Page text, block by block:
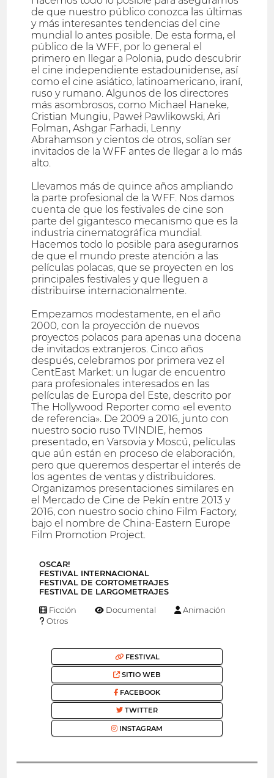
de que nuestro público conozca las últimas
y más interesantes tendencias del cine
mundial lo antes posible. De esta forma, el
público de la WFF, por lo general el
primero en llegar a Polonia, pudo descubrir
el cine independiente estadounidense, así
como el cine asiático, latinoamericano, iraní,
ruso y rumano. Algunos de los directores
más asombrosos, como Michael Haneke,
Cristian Mungiu, Paweł Pawlikowski, Ari
Folman, Ashgar Farhadi, Lenny
Abrahamson y cientos de otros, solían ser
invitados de la WFF antes de llegar a lo más
alto.
Llevamos más de quince años ampliando
la parte profesional de la WFF. Nos damos
cuenta de que los festivales de cine son
parte del gigantesco mecanismo que es la
industria cinematográfica mundial.
Hacemos todo lo posible para asegurarnos
de que el mundo preste atención a las
películas polacas, que se proyecten en los
principales festivales y que lleguen a
distribuirse internacionalmente.
Empezamos modestamente, en el año
2000, con la proyección de nuevos
proyectos polacos para apenas una docena
de invitados extranjeros. Cinco años
después, celebramos por primera vez el
CentEast Market: un lugar de encuentro
para profesionales interesados en las
películas de Europa del Este, descrito por
The Hollywood Reporter como «el evento
de referencia». De 2009 a 2016, junto con
nuestro socio ruso TVINDIE, hemos
presentado, en Varsovia y Moscú, películas
que aún están en proceso de elaboración,
pero que queremos despertar el interés de
los agentes de ventas y distribuidores.
Organizamos presentaciones similares en
el Mercado de Cine de Pekín entre 2013 y
2016, con nuestro socio chino Film Factory,
bajo el nombre de China-Eastern Europe
Film Promotion Project.
OSCAR!
FESTIVAL INTERNACIONAL
FESTIVAL DE CORTOMETRAJES
FESTIVAL DE LARGOMETRAJES
Ficción Documental
Animación
Otros
FESTIVAL
SITIO WEB
FACEBOOK
TWITTER
INSTAGRAM